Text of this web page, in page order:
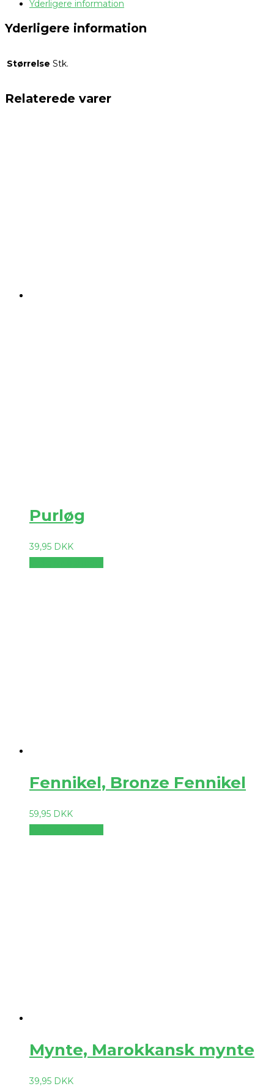
Yderligere information
Yderligere information
Størrelse Stk.
Relaterede varer
Purløg
39,95 DKK
Fennikel, Bronze Fennikel
59,95 DKK
Mynte, Marokkansk mynte
39,95 DKK